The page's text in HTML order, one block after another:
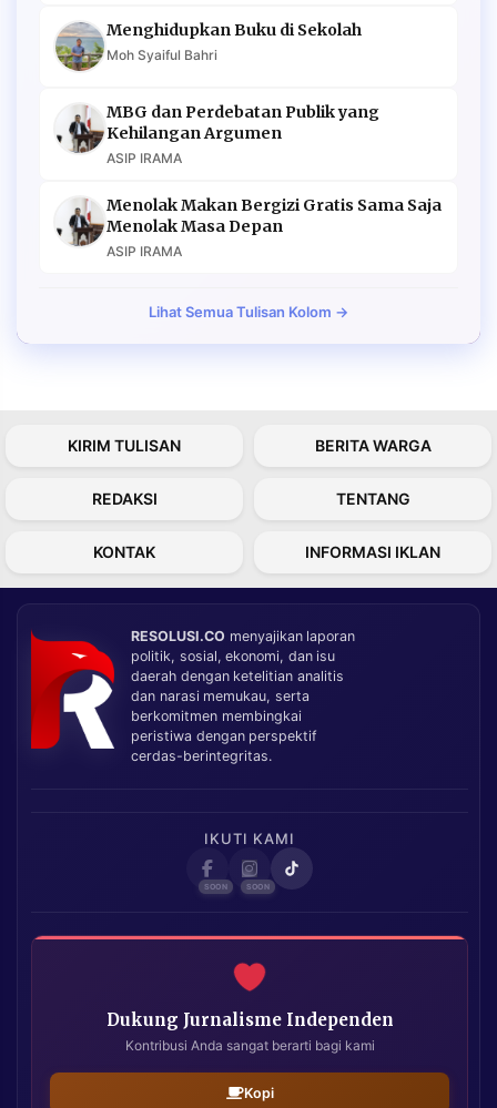
Menghidupkan Buku di Sekolah
Moh Syaiful Bahri
MBG dan Perdebatan Publik yang
Kehilangan Argumen
ASIP IRAMA
Menolak Makan Bergizi Gratis Sama Saja
Menolak Masa Depan
ASIP IRAMA
Lihat Semua Tulisan Kolom →
KIRIM TULISAN BERITA WARGA
REDAKSI TENTANG
KONTAK INFORMASI IKLAN
RESOLUSI.CO menyajikan laporan
politik, sosial, ekonomi, dan isu
daerah dengan ketelitian analitis
dan narasi memukau, serta
berkomitmen membingkai
peristiwa dengan perspektif
cerdas-berintegritas.
IKUTI KAMI
Dukung Jurnalisme Independen
Kontribusi Anda sangat berarti bagi kami
Kopi